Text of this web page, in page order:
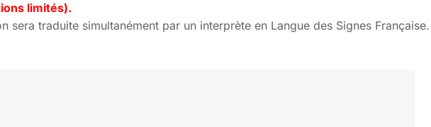
limités).
sera traduite simultanément par un interprète en Langue des Signes Française.